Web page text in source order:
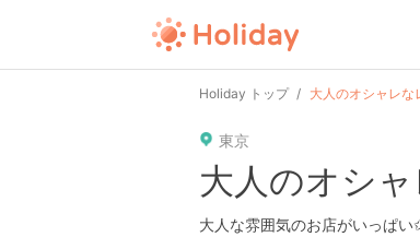
Holiday トップ 大人のオシャレな
東京
大人のオシ
大人な雰囲気のお店がいっぱ